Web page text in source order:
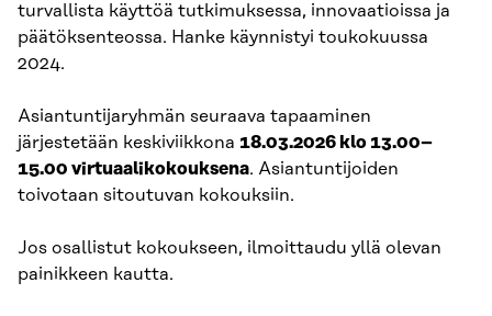
turvallista käyttöä tutkimuksessa, innovaatioissa ja
päätöksenteossa. Hanke käynnistyi toukokuussa
2024.
Asiantuntijaryhmän seuraava tapaaminen
järjestetään keskiviikkona 18.03.2026 klo 13.00–
15.00 virtuaalikokouksena. Asiantuntijoiden
toivotaan sitoutuvan kokouksiin.
Jos osallistut kokoukseen, ilmoittaudu yllä olevan
painikkeen kautta.